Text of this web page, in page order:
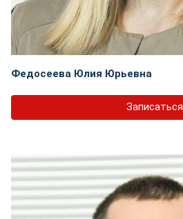
Федосеева Юлия Юрьевна
Записаться